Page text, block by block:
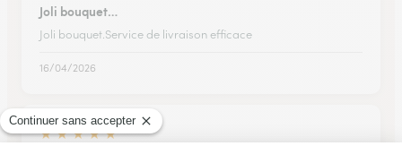
Joli bouquet…
Joli bouquet.Service de livraison efficace
16/04/2026
★ ★ ★ ★ ★